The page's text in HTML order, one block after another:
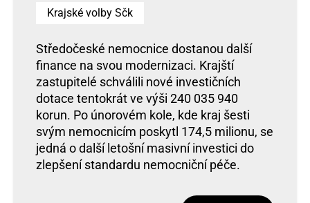
Krajské volby Sčk
Středočeské nemocnice dostanou další
finance na svou modernizaci. Krajští
zastupitelé schválili nové investičních
dotace tentokrát ve výši 240 035 940
korun. Po únorovém kole, kde kraj šesti
svým nemocnicím poskytl 174,5 milionu, se
jedná o další letošní masivní investici do
zlepšení standardu nemocniční péče.